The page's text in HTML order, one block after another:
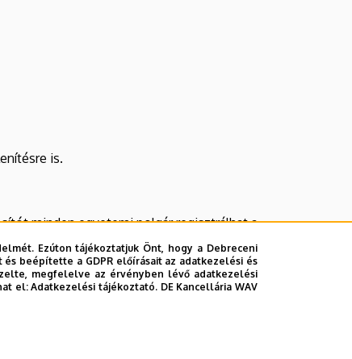
is.
minden egyetemi polgár regisztrálhat a
azonosító használatával kapcsolatban.
megtekinteni, kérjük jelentkezzen be
és jelszava nem kerülhet
Ezúton tájékoztatjuk Önt, hogy a Debreceni
beépítette a GDPR előírásait az adatkezelési és
megfelelve az érvényben lévő adatkezelési
el:Adatkezelési tájékoztató. DE Kancellária WAV